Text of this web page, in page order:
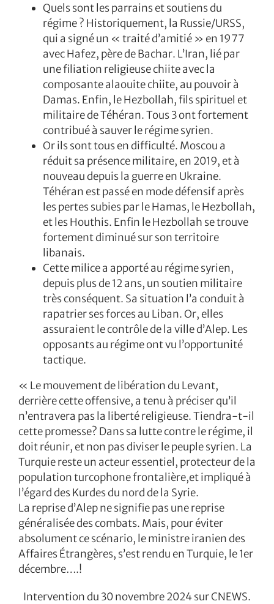
Quels sont les parrains et soutiens du
régime ? Historiquement, la Russie/URSS,
qui a signé un « traité d’amitié » en 1977
avec Hafez, père de Bachar. L’Iran, lié par
une filiation religieuse chiite avec la
composante alaouite chiite, au pouvoir à
Damas. Enfin, le Hezbollah, fils spirituel et
militaire de Téhéran. Tous 3 ont fortement
contribué à sauver le régime syrien.
Or ils sont tous en difficulté. Moscou a
réduit sa présence militaire, en 2019, et à
nouveau depuis la guerre en Ukraine.
Téhéran est passé en mode défensif après
les pertes subies par le Hamas, le Hezbollah,
et les Houthis. Enfin le Hezbollah se trouve
fortement diminué sur son territoire
libanais.
Cette milice a apporté au régime syrien,
depuis plus de 12 ans, un soutien militaire
très conséquent. Sa situation l’a conduit à
rapatrier ses forces au Liban. Or, elles
assuraient le contrôle de la ville d’Alep. Les
opposants au régime ont vu l’opportunité
tactique.
« Le mouvement de libération du Levant,
derrière cette offensive, a tenu à préciser qu’il
n’entravera pas la liberté religieuse. Tiendra-t-il
cette promesse? Dans sa lutte contre le régime, il
doit réunir, et non pas diviser le peuple syrien. La
Turquie reste un acteur essentiel, protecteur de la
population turcophone frontalière,et impliqué à
l’égard des Kurdes du nord de la Syrie.
La reprise d’Alep ne signifie pas une reprise
généralisée des combats. Mais, pour éviter
absolument ce scénario, le ministre iranien des
Affaires Étrangères, s’est rendu en Turquie, le 1er
décembre….!
Intervention du 30 novembre 2024 sur CNEWS.